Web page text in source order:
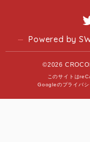
Powered by
©2026
このサイトは
Googleのプライバ